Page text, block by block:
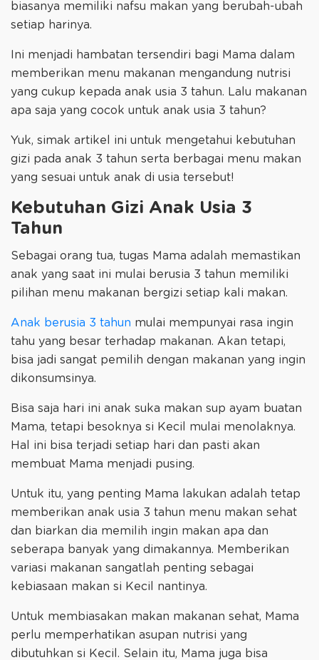
biasanya memiliki nafsu makan yang berubah-ubah
setiap harinya.
Ini menjadi hambatan tersendiri bagi Mama dalam
memberikan menu makanan mengandung nutrisi
yang cukup kepada anak usia 3 tahun. Lalu makanan
apa saja yang cocok untuk anak usia 3 tahun?
Yuk, simak artikel ini untuk mengetahui kebutuhan
gizi pada anak 3 tahun serta berbagai menu makan
yang sesuai untuk anak di usia tersebut!
Kebutuhan Gizi Anak Usia 3
Tahun
Sebagai orang tua, tugas Mama adalah memastikan
anak yang saat ini mulai berusia 3 tahun memiliki
pilihan menu makanan bergizi setiap kali makan.
Anak berusia 3 tahun mulai mempunyai rasa ingin
tahu yang besar terhadap makanan. Akan tetapi,
bisa jadi sangat pemilih dengan makanan yang ingin
dikonsumsinya.
Bisa saja hari ini anak suka makan sup ayam buatan
Mama, tetapi besoknya si Kecil mulai menolaknya.
Hal ini bisa terjadi setiap hari dan pasti akan
membuat Mama menjadi pusing.
Untuk itu, yang penting Mama lakukan adalah tetap
memberikan anak usia 3 tahun menu makan sehat
dan biarkan dia memilih ingin makan apa dan
seberapa banyak yang dimakannya. Memberikan
variasi makanan sangatlah penting sebagai
kebiasaan makan si Kecil nantinya.
Untuk membiasakan makan makanan sehat, Mama
perlu memperhatikan asupan nutrisi yang
dibutuhkan si Kecil. Selain itu, Mama juga bisa